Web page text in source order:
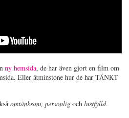
ny hemsida, de har även gjort en film om
Eller åtminstone hur de har TÄNKT
omtänksam, personlig och lustfylld.